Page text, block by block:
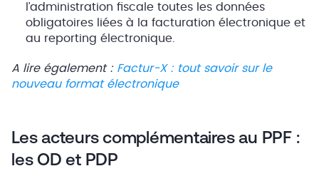
l’administration fiscale toutes les données
obligatoires liées à la facturation électronique et
au reporting électronique.
A lire également : Factur-X : tout savoir sur le
nouveau format électronique
Les acteurs complémentaires au PPF :
les OD et PDP